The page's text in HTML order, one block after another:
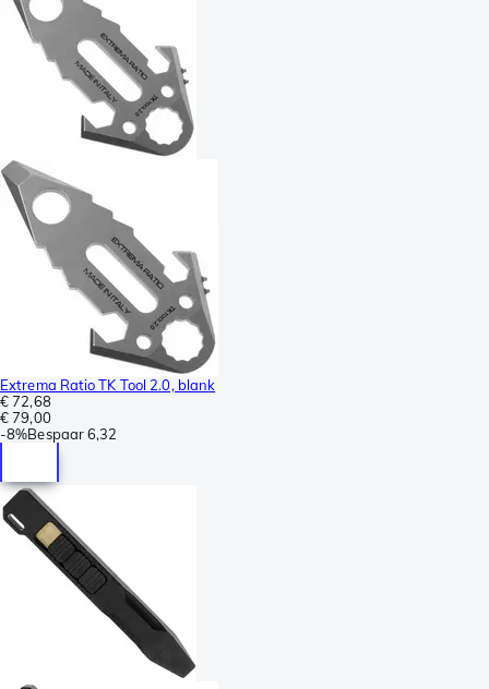
Extrema Ratio TK Tool 2.0, blank
€ 72,68
€ 79,00
-8%Bespaar6,32